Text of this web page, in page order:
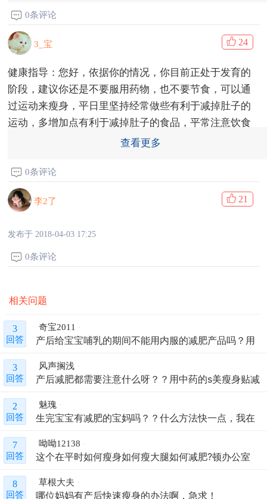
0条评论
3_宝 24
健康指导：您好，依据你的情况，你目前正处于发育的
阶段，建议你还是不要服用药物，也不要节食，可以通
过运动来瘦身，平日里坚持经常做些有利于减掉肚子的
运动，多增加点有利于减掉肚子的食品，平常注意饮食
有规律，不要暴饮暴食，不要吃零食。
查看更多
0条评论
李2了 21
发布于 2018-04-03 17:25
0条评论
相关问题
3
回答
奇宝2011
产后给宝宝哺乳的期间不能用内服的减肥产品吗？用
3
回答
风声搁浅
产后减肥都需要注意什么呀？？用中药的s美瘦身贴减
2
回答
魅瑰
生完宝宝有减肥的宝妈吗？？什么方法快一点，我在
7
回答
呦呦12138
这个在平时如何瘦身如何瘦大腿如何减肥?顿办公室
8
回答
草根大夫
哪位妈妈有产后快速瘦身的办法啊，急求！